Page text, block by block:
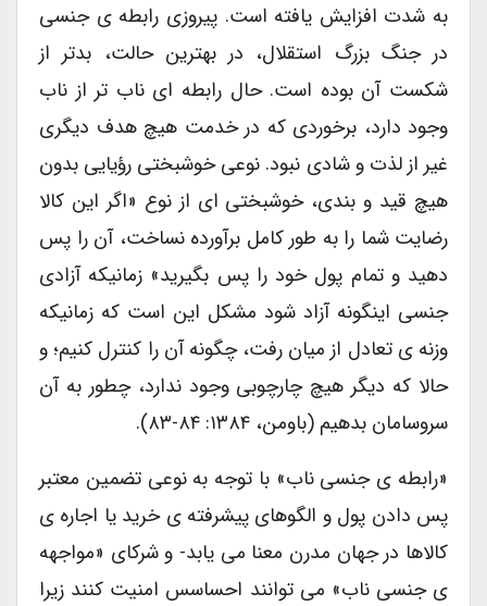
به شدت افزایش یافته است. پیروزی رابطه ی جنسی
در جنگ بزرگ استقلال، در بهترین حالت، بدتر از
شکست آن بوده است. حال رابطه ای ناب تر از ناب
وجود دارد، برخوردی که در خدمت هیچ هدف دیگری
غیر از لذت و شادی نبود. نوعی خوشبختی رؤیایی بدون
هیچ قید و بندی، خوشبختی ای از نوع «اگر این کالا
رضایت شما را به طور کامل برآورده نساخت، آن را پس
دهید و تمام پول خود را پس بگیرید» زمانیکه آزادی
جنسی اینگونه آزاد شود مشکل این است که زمانیکه
وزنه ی تعادل از میان رفت، چگونه آن را کنترل کنیم؛ و
حالا که دیگر هیچ چارچوبی وجود ندارد، چطور به آن
سروسامان بدهیم (باومن، ۱۳۸۴: ۸۴-۸۳).
«رابطه ی جنسی ناب» با توجه به نوعی تضمین معتبر
پس دادن پول و الگوهای پیشرفته ی خرید یا اجاره ی
کالاها در جهان مدرن معنا می یابد- و شرکای «مواجهه
ی جنسی ناب» می توانند احساسس امنیت کنند زیرا